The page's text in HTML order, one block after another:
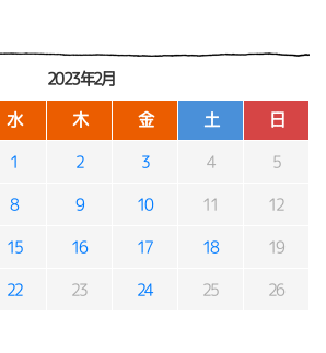
2023年2月
水 木 金 土 日
1 2 3 4 5
8 9 10 11 12
15 16 17 18 19
22 23 24 25 26